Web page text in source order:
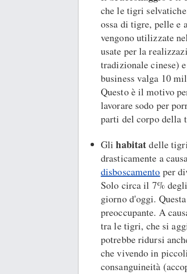
che le tigri
ossa di tigre, pelle e
vengono utilizzate
usate per la
tradizionale cinese)
business valga 10
Questo è il motivo
lavorare sodo per
parti del corpo della
Glihabitatdelle
drasticamente a
disboscamento per
Solo circa il 7%
giorno d'oggi.
preoccupante. A
tra le tigri, che si
potrebbe ridursi
che vivendo in
consanguineità